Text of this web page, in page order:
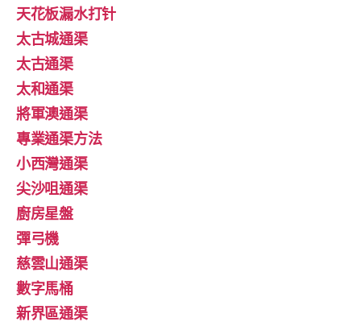
天花板漏水打针
太古城通渠
太古通渠
太和通渠
將軍澳通渠
專業通渠方法
小西灣通渠
尖沙咀通渠
廚房星盤
彈弓機
慈雲山通渠
數字馬桶
新界區通渠